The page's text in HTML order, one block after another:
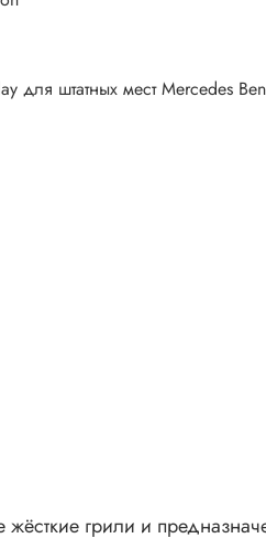
для штатных мест Mercedes
грили и